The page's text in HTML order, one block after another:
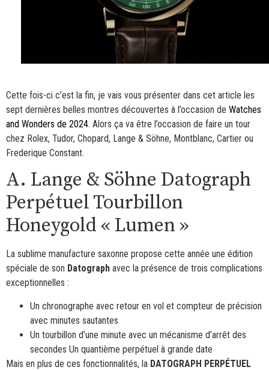
Cette fois-ci c’est la fin, je vais vous présenter dans cet article les
sept dernières belles montres découvertes à l’occasion de Watches
and Wonders de 2024. Alors ça va être l’occasion de faire un tour
chez Rolex, Tudor, Chopard, Lange & Söhne, Montblanc, Cartier ou
Frederique Constant.
A. Lange & Söhne Datograph
Perpétuel Tourbillon
Honeygold « Lumen »
La sublime manufacture saxonne propose cette année une édition
spéciale de son Datograph avec la présence de trois complications
exceptionnelles :
Un chronographe avec retour en vol et compteur de précision
avec minutes sautantes
Un tourbillon d’une minute avec un mécanisme d’arrêt des
secondes Un quantième perpétuel à grande date
Mais en plus de ces fonctionnalités, la DATOGRAPH PERPÉTUEL